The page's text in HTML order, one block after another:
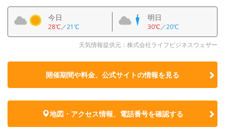
今日
28℃／21℃
明日
30℃／20℃
天気情報提供元：株式会社ライフビジネスウェザー
開催期間や料金、公式サイトの情報を見る
地図・アクセス情報、電話番号を確認する